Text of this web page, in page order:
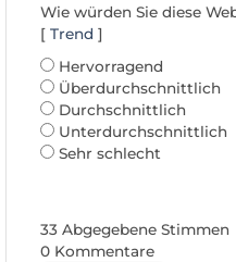
Wie würden Sie diese
[ Trend ]
Hervorragend
Überdurchschnittlich
Durchschnittlich
Unterdurchschnittlich
Sehr schlecht
33 Abgegebene Stimmen
0 Kommentare